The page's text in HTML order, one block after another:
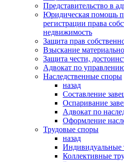
Представительство в
Юридическая помощь
регистрации права
недвижимость
Защита прав
Взыскание
Защита чести,
Адвокат по
Наследственные споры
назад
Составление
Оспаривание
Адвокат по
Оформление
Трудовые споры
назад
Индивидуальные
Коллективные